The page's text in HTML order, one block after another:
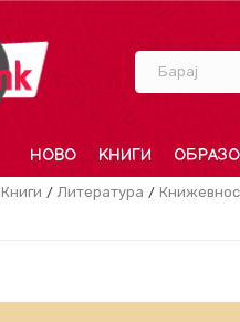
Барај
НОВО КНИГИ
Книги Литература